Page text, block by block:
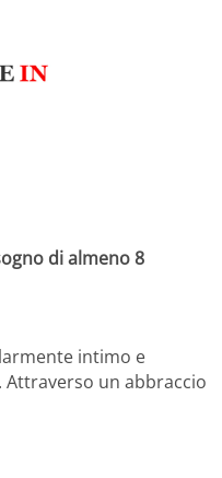
di almeno 8
intimo e
un abbraccio